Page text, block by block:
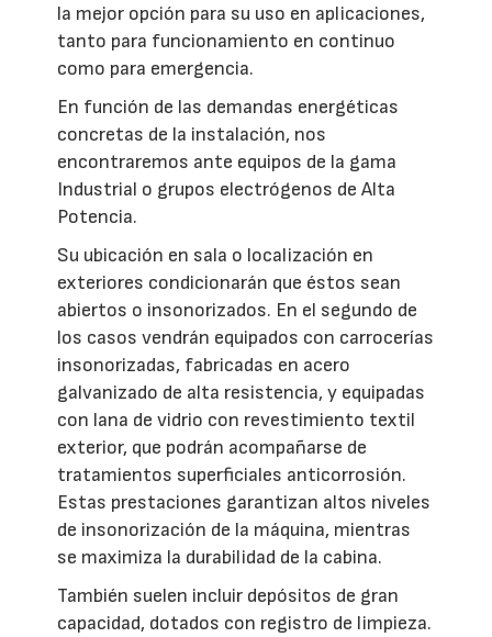
la mejor opción para su uso en aplicaciones,
tanto para funcionamiento en continuo
como para emergencia.
En función de las demandas energéticas
concretas de la instalación, nos
encontraremos ante equipos de la gama
Industrial o grupos electrógenos de Alta
Potencia.
Su ubicación en sala o localización en
exteriores condicionarán que éstos sean
abiertos o insonorizados. En el segundo de
los casos vendrán equipados con carrocerías
insonorizadas, fabricadas en acero
galvanizado de alta resistencia, y equipadas
con lana de vidrio con revestimiento textil
exterior, que podrán acompañarse de
tratamientos superficiales anticorrosión.
Estas prestaciones garantizan altos niveles
de insonorización de la máquina, mientras
se maximiza la durabilidad de la cabina.
También suelen incluir depósitos de gran
capacidad, dotados con registro de limpieza.